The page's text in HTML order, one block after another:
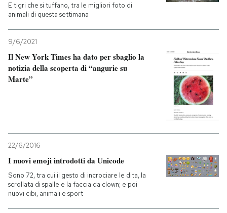
E tigri che si tuffano, tra le migliori foto di
animali di questa settimana
9/6/2021
Il New York Times ha dato per sbaglio la
notizia della scoperta di “angurie su
Marte”
22/6/2016
I nuovi emoji introdotti da Unicode
Sono 72, tra cui il gesto di incrociare le dita, la
scrollata di spalle e la faccia da clown; e poi
nuovi cibi, animali e sport